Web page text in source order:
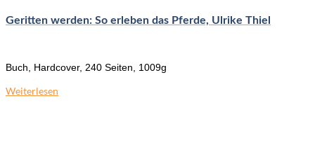
Geritten werden: So erleben das Pferde, Ulrike Thiel
Buch, Hardcover, 240 Seiten, 1009g
Weiterlesen